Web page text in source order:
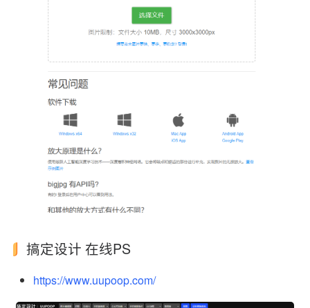
搞定设计 在线PS
https://www.uupoop.com/